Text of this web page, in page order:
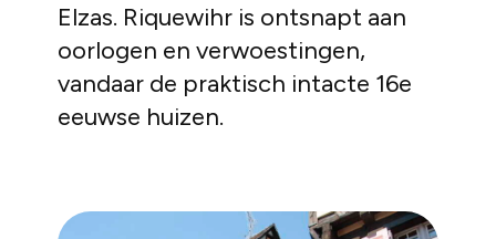
Elzas. Riquewihr is ontsnapt aan
oorlogen en verwoestingen,
vandaar de praktisch intacte 16e
eeuwse huizen.